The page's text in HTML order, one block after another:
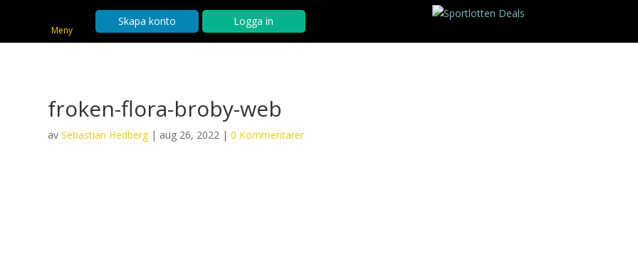
Meny
Skapa konto Logga in
froken-flora-broby-web
avSebastian Hedberg | aug 26, 2022 |0 Kommentarer